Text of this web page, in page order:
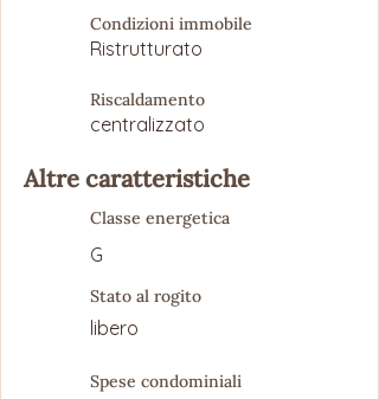
Condizioni immobile
Ristrutturato
Riscaldamento
centralizzato
Altre caratteristiche
Classe energetica
G
Stato al rogito
libero
Spese condominiali